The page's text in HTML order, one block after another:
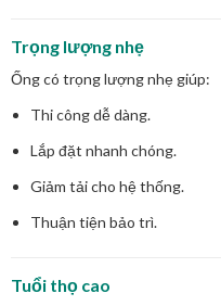
Trọng lượng nhẹ
Ống có trọng lượng nhẹ giúp:
Thi công dễ dàng.
Lắp đặt nhanh chóng.
Giảm tải cho hệ thống.
Thuận tiện bảo trì.
Tuổi thọ cao